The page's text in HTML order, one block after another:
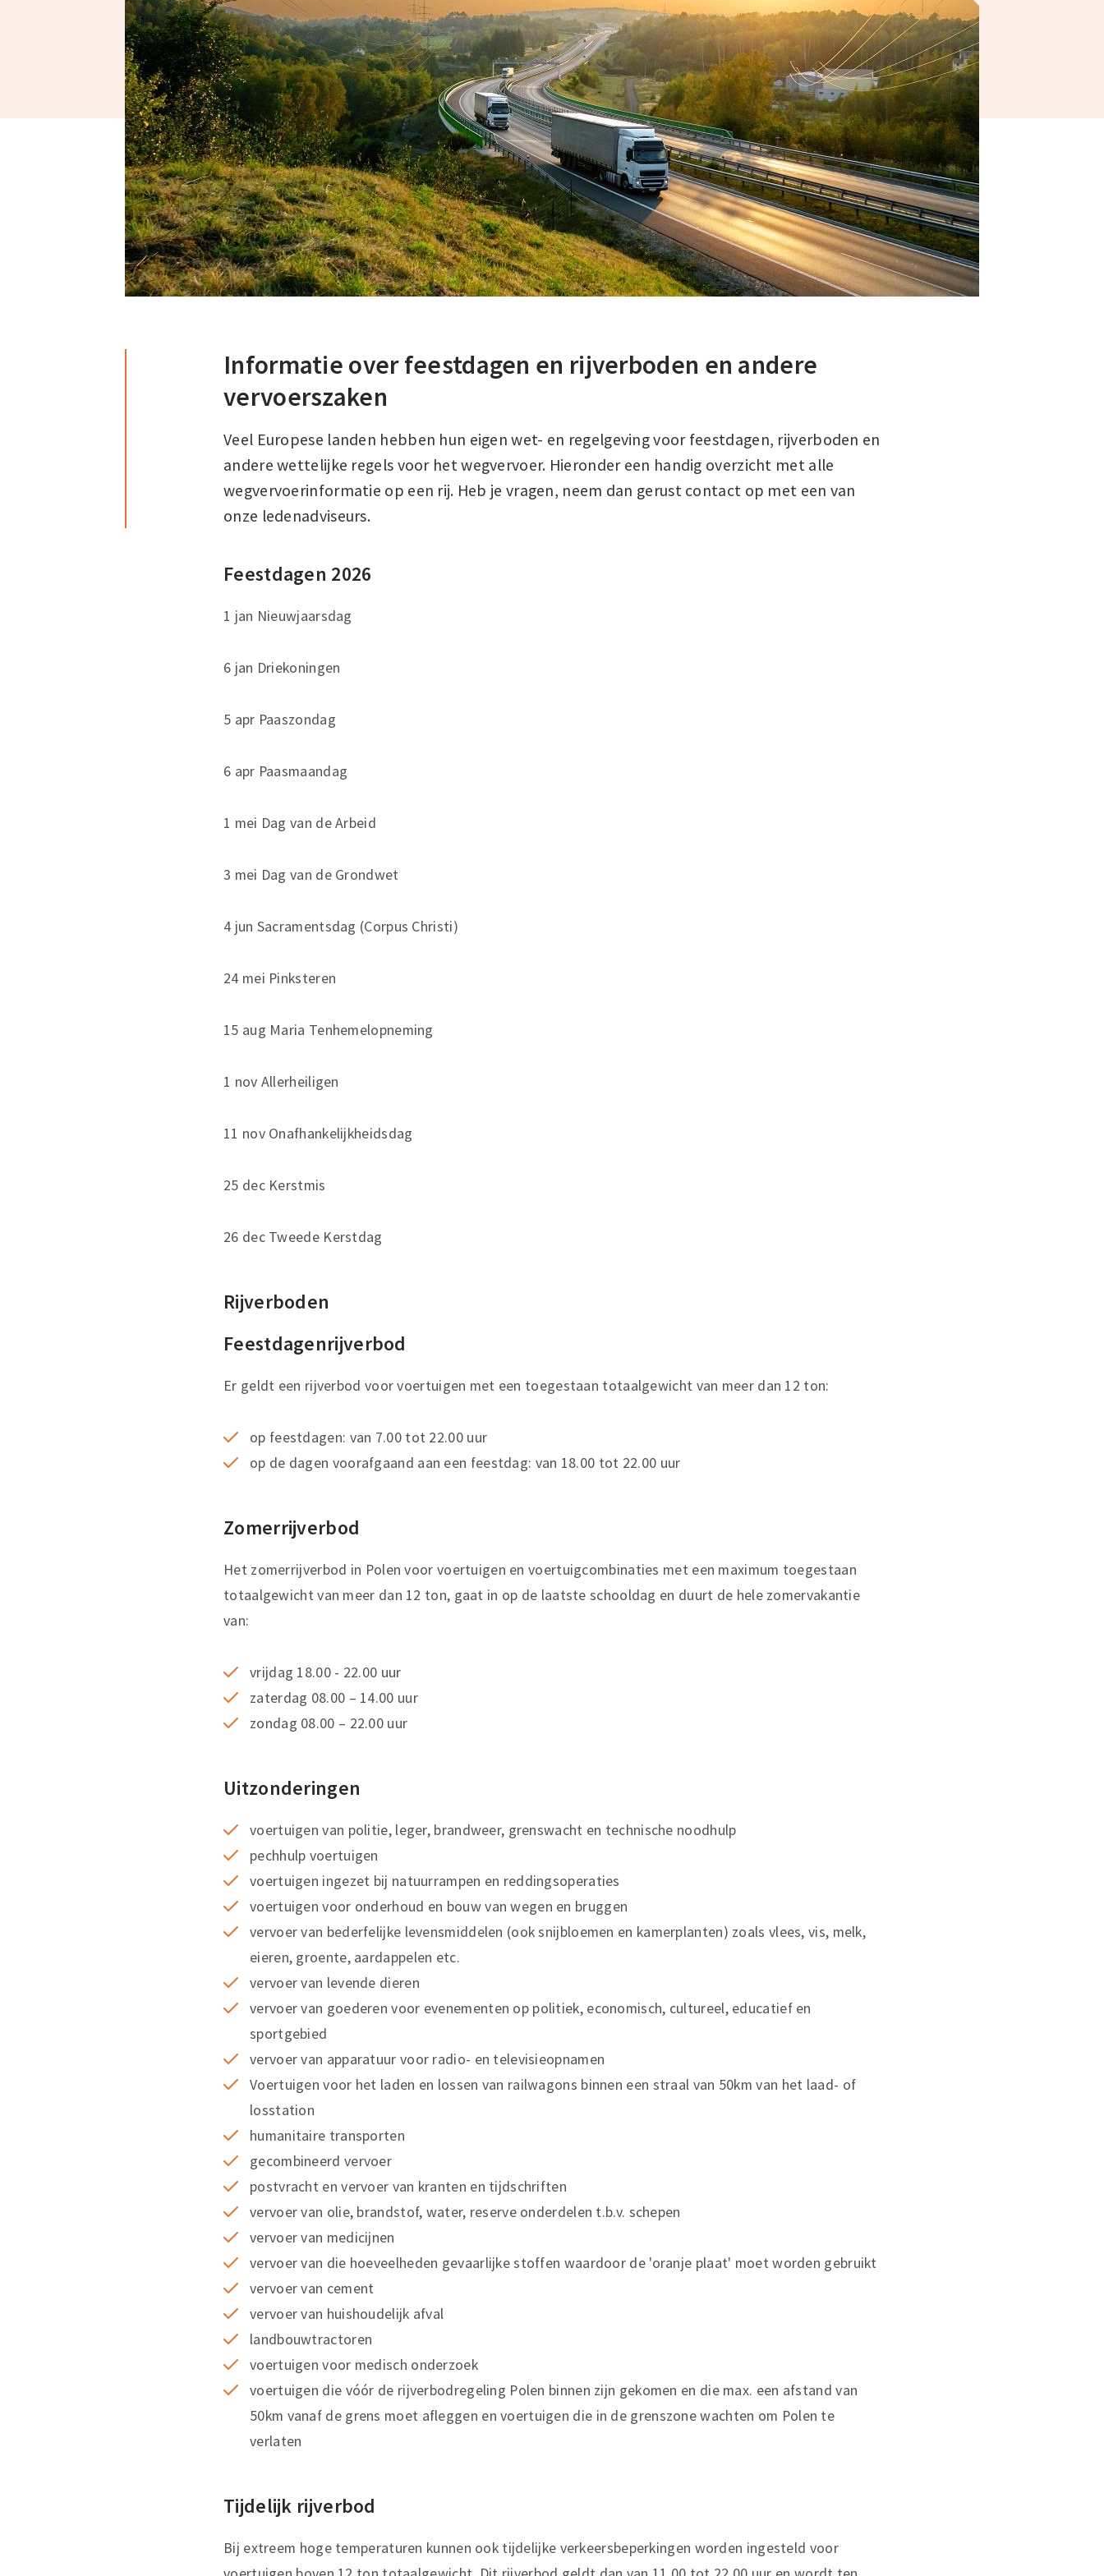
Informatie over feestdagen en rijverboden en andere
vervoerszaken
Veel Europese landen hebben hun eigen wet- en regelgeving voor feestdagen, rijverboden en
andere wettelijke regels voor het wegvervoer. Hieronder een handig overzicht met alle
wegvervoerinformatie op een rij. Heb je vragen, neem dan gerust contact op met een van
onze ledenadviseurs.
Feestdagen 2026
1 jan Nieuwjaarsdag
6 jan Driekoningen
5 apr Paaszondag
6 apr Paasmaandag
1 mei Dag van de Arbeid
3 mei Dag van de Grondwet
4 jun Sacramentsdag (Corpus Christi)
24 mei Pinksteren
15 aug Maria Tenhemelopneming
1 nov Allerheiligen
11 nov Onafhankelijkheidsdag
25 dec Kerstmis
26 dec Tweede Kerstdag
Rijverboden
Feestdagenrijverbod
Er geldt een rijverbod voor voertuigen met een toegestaan totaalgewicht van meer dan 12 ton:
op feestdagen: van 7.00 tot 22.00 uur
op de dagen voorafgaand aan een feestdag: van 18.00 tot 22.00 uur
Zomerrijverbod
Het zomerrijverbod in Polen voor voertuigen en voertuigcombinaties met een maximum toegestaan
totaalgewicht van meer dan 12 ton, gaat in op de laatste schooldag en duurt de hele zomervakantie
van:
vrijdag 18.00 - 22.00 uur
zaterdag 08.00 – 14.00 uur
zondag 08.00 – 22.00 uur
Uitzonderingen
voertuigen van politie, leger, brandweer, grenswacht en technische noodhulp
pechhulp voertuigen
voertuigen ingezet bij natuurrampen en reddingsoperaties
voertuigen voor onderhoud en bouw van wegen en bruggen
vervoer van bederfelijke levensmiddelen (ook snijbloemen en kamerplanten) zoals vlees, vis, melk,
eieren, groente, aardappelen etc.
vervoer van levende dieren
vervoer van goederen voor evenementen op politiek, economisch, cultureel, educatief en
sportgebied
vervoer van apparatuur voor radio- en televisieopnamen
Voertuigen voor het laden en lossen van railwagons binnen een straal van 50km van het laad- of
losstation
humanitaire transporten
gecombineerd vervoer
postvracht en vervoer van kranten en tijdschriften
vervoer van olie, brandstof, water, reserve onderdelen t.b.v. schepen
vervoer van medicijnen
vervoer van die hoeveelheden gevaarlijke stoffen waardoor de 'oranje plaat' moet worden gebruikt
vervoer van cement
vervoer van huishoudelijk afval
landbouwtractoren
voertuigen voor medisch onderzoek
voertuigen die vóór de rijverbodregeling Polen binnen zijn gekomen en die max. een afstand van
50km vanaf de grens moet afleggen en voertuigen die in de grenszone wachten om Polen te
verlaten
Tijdelijk rijverbod
Bij extreem hoge temperaturen kunnen ook tijdelijke verkeersbeperkingen worden ingesteld voor